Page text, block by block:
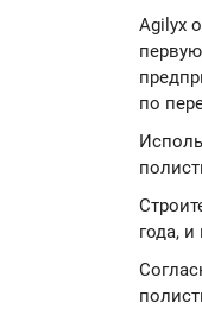
Agilyx
по
года,